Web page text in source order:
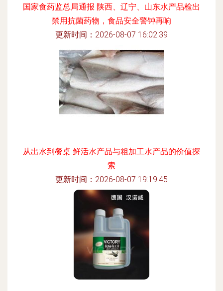
国家食药监总局通报 陕西、辽宁、山东水产品检出
禁用抗菌药物，食品安全警钟再响
更新时间：2026-08-07 16:02:39
从出水到餐桌 鲜活水产品与粗加工水产品的价值探
索
更新时间：2026-08-07 19:19:45